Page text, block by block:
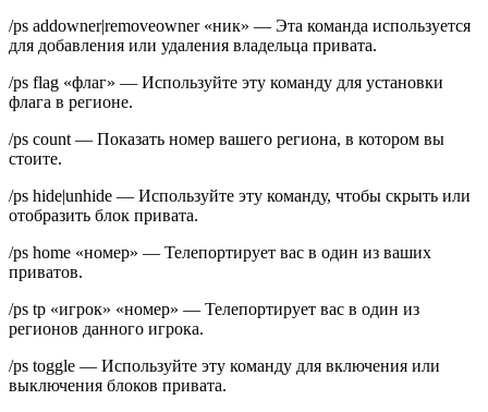
/ps addowner|removeowner «ник» — Эта команда используется
для добавления или удаления владельца привата.
/ps flag «флаг» — Используйте эту команду для установки
флага в регионе.
/ps count — Показать номер вашего региона, в котором вы
стоите.
/ps hide|unhide — Используйте эту команду, чтобы скрыть или
отобразить блок привата.
/ps home «номер» — Телепортирует вас в один из ваших
приватов.
/ps tp «игрок» «номер» — Телепортирует вас в один из
регионов данного игрока.
/ps toggle — Используйте эту команду для включения или
выключения блоков привата.